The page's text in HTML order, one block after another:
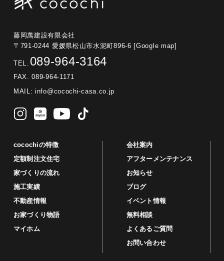
藤岡萬建設有限会社
〒791-0244 愛媛県松山市水泥町896-6
[Google map]
TEL. 089-964-3164
FAX. 089-964-1171
MAIL: info@cocochi-casa.co.jp
cocochiの特徴
定額制注文住宅
家づくりの流れ
施工実績
不動産情報
お家づくり物語
マイホム
会社案内
アフターメンテナンス
お知らせ
ブログ
イベント情報
無料相談
よくあるご質問
お問い合わせ